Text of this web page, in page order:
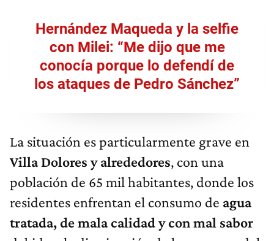
Hernández Maqueda y la selfie
con Milei: “Me dijo que me
conocía porque lo defendí de
los ataques de Pedro Sánchez”
La situación es particularmente grave en
Villa Dolores y alrededores, con una
población de 65 mil habitantes, donde los
residentes enfrentan el consumo de agua
tratada, de mala calidad y con mal sabor